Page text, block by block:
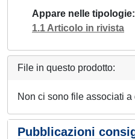
Appare nelle tipologie
1.1 Articolo in rivista
File in questo prodotto:
Non ci sono file associati a
Pubblicazioni